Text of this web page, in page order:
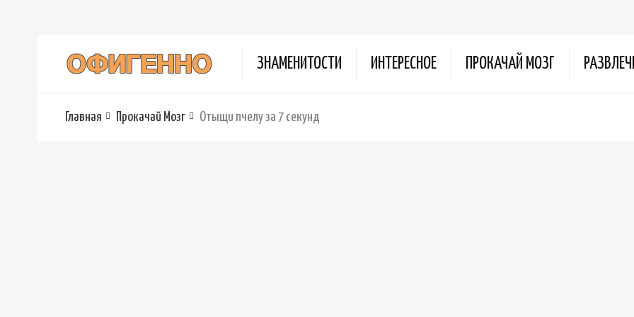
ЗНАМЕНИТОСТИ ИНТЕРЕСНОЕ ПРОКАЧАЙ МОЗГ
Главная Прокачай Мозг Отыщи пчелу за 7 секунд